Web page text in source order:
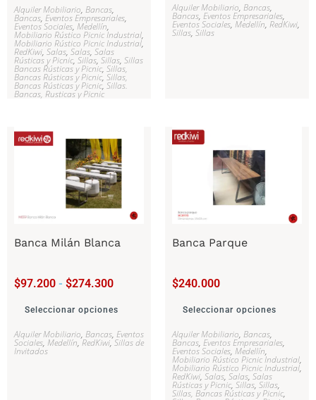
Alquiler Mobiliario, Bancas,
Bancas, Eventos Empresariales,
Eventos Sociales, Medellín,
Mobiliario Rústico Picnic Industrial,
Mobiliario Rústico Picnic Industrial,
RedKiwi, Salas, Salas, Salas
Rústicas y Picnic, Sillas, Sillas, Sillas
Bancas Rústicas y Picnic, Sillas,
Bancas Rústicas y Picnic, Sillas,
Bancas Rústicas y Picnic, Sillas.
Bancas, Rusticas y Picnic
Alquiler Mobiliario, Bancas,
Bancas, Eventos Empresariales,
Eventos Sociales, Medellín, RedKiwi,
Sillas, Sillas
Banca Milán Blanca
$97.200 - $274.300
Seleccionar opciones
Alquiler Mobiliario, Bancas, Eventos
Sociales, Medellín,RedKiwi,Sillas de
Invitados
Banca Parque
$240.000
Seleccionar opciones
Alquiler Mobiliario, Bancas,
Bancas, Eventos Empresariales,
Eventos Sociales, Medellín,
Mobiliario Rústico Picnic Industrial,
Mobiliario Rústico Picnic Industrial,
RedKiwi, Salas, Salas, Salas
Rústicas y Picnic, Sillas, Sillas,
Sillas, Bancas Rústicas y Picnic,